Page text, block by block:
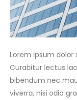
Lorem ipsum
Curabitur lectus
bibendum nec
viverra, nisi odio